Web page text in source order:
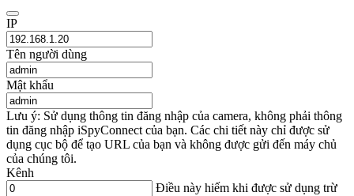
IP
Tên người dùng
Mật khẩu
Lưu ý: Sử dụng thông tin đăng nhập của camera, không phải thông
tin đăng nhập iSpyConnect của bạn. Các chi tiết này chỉ được sử
dụng cục bộ để tạo URL của bạn và không được gửi đến máy chủ
của chúng tôi.
Kênh
Điều này hiếm khi được sử dụng trừ